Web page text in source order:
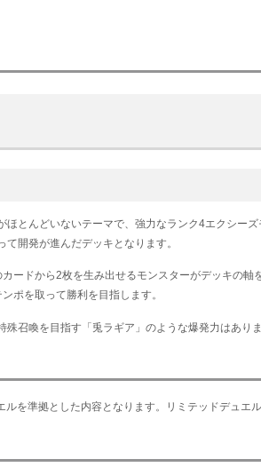
とんどいないテーマで、強力なランク4エクシーズ
開発が進んだデッキとなります。
ードから2枚を生み出せるモンスターがデッキの軸
ポを取って勝利を目指します。
殊召喚を目指す「兎ラギア」のような爆発力はあり
を準拠とした内容となります。リミテッドデュエ